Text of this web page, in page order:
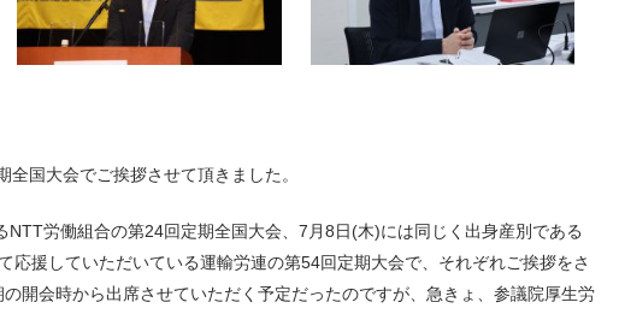
国大会でご挨拶させて頂きました。
労働組合の第24回定期全国大会、7月8日(木)には同じく出身産別である
応援していただいている運輸労連の第54回定期大会で、それぞれご挨拶をさ
開会時から出席させていただく予定だったのですが、急きょ、参議院厚生労